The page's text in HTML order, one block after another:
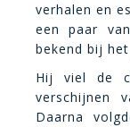
verhalen en
een paar
bekend bij
Hij viel de
verschijnen
Daarna